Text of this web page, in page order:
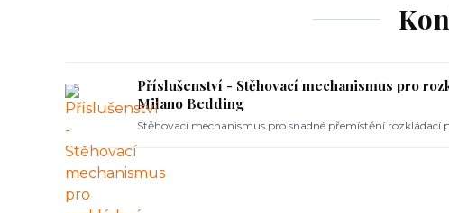
Příslušenství - Stěhovací mechanismus pro
Milano Bedding
Stěhovací mechanismus pro snadné přemístění rozkládací